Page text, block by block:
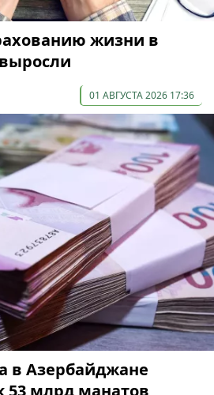
жизни в
01 АВГУСТА 2026 17:36
в Азербайджане
53 млрд манатов